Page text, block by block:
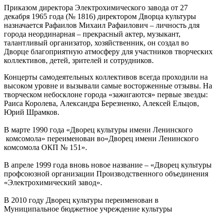
Приказом директора Электрохимического завода от 27
декабря 1965 года (№ 1816) директором Дворца культуры
назначается Рафаилов Михаил Рафаилович – личность для
города неординарная – прекрасный актер, музыкант,
талантливый организатор, хозяйственник, он создал во
Дворце благоприятную атмосферу для участников творческих
коллективов, детей, зрителей и сотрудников.
Концерты самодеятельных коллективов всегда проходили на
высоком уровне и вызывали самые восторженные отзывы. На
творческом небосклоне города «зажигаются» первые звезды:
Раиса Королева, Александра Березненко, Алексей Ельцов,
Юрий Шрамков.
В марте 1990 года «Дворец культуры имени Ленинского
комсомола» переименован во«Дворец имени Ленинского
комсомола ОКП № 151».
В апреле 1999 года вновь новое название – «Дворец культуры
профсоюзной организации Производственного объединения
«Электрохимический завод».
В 2010 году Дворец культуры переименован в
Муниципальное бюджетное учреждение культуры